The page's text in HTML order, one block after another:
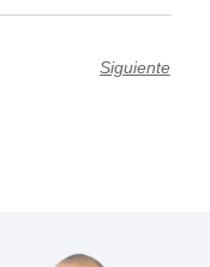
Siguiente